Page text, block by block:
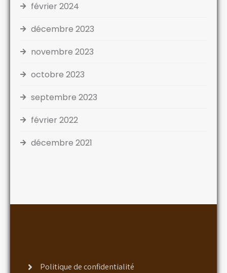
février 2024
décembre 2023
novembre 2023
octobre 2023
septembre 2023
février 2022
décembre 2021
Politique de confidentialité